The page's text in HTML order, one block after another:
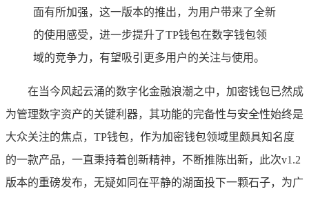
面有所加强，这一版本的推出，为用户带来了全新
的使用感受，进一步提升了TP钱包在数字钱包领
域的竞争力，有望吸引更多用户的关注与使用。
在当今风起云涌的数字化金融浪潮之中，加密钱包已然成
为管理数字资产的关键利器，其功能的完备性与安全性始终是
大众关注的焦点，TP钱包，作为加密钱包领域里颇具知名度
的一款产品，一直秉持着创新精神，不断推陈出新，此次v1.2
版本的重磅发布，无疑如同在平静的湖面投下一颗石子，为广